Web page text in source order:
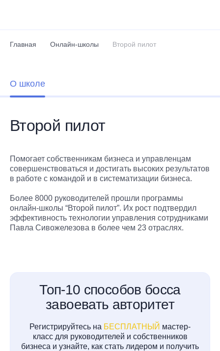
Главная Онлайн-школы Второй пилот
О школе
Второй пилот
Помогает собственникам бизнеса и управленцам
совершенствоваться и достигать высоких результатов
в работе с командой и в систематизации бизнеса.
Более 8000 руководителей прошли программы
онлайн-школы “Второй пилот”. Их рост подтвердил
эффективность технологии управления сотрудниками
Павла Сивожелезова в более чем 23 отраслях.
Топ-10 способов босса
завоевать авторитет
Регистрируйтесь на БЕСПЛАТНЫЙ мастер-
класс для руководителей и собственников
бизнеса и узнайте, как стать лидером и получить